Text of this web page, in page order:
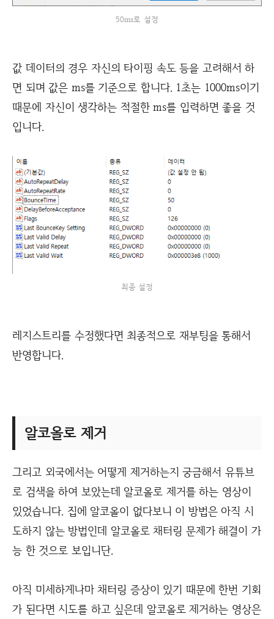
50ms로 설정
값 데이터의 경우 자신의 타이핑 속도 등을 고려해서 하
면 되며 값은 ms를 기준으로 합니다. 1초는 1000ms이기
때문에 자신이 생각하는 적절한 ms를 입력하면 좋을 것
입니다.
최종 설정
레지스트리를 수정했다면 최종적으로 재부팅을 통해서
반영합니다.
알코올로 제거
그리고 외국에서는 어떻게 제거하는지 궁금해서 유튜브
로 검색을 하여 보았는데 알코올로 제거를 하는 영상이
있었습니다. 집에 알코올이 없다보니 이 방법은 아직 시
도하지 않는 방법인데 알코올로 채터링 문제가 해결이 가
능 한 것으로 보입니단.
아직 미세하게나마 채터링 증상이 있기 때문에 한번 기회
가 된다면 시도를 하고 싶은데 알코올로 제거하는 영상은